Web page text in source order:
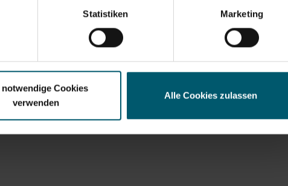
Statistiken Marketing
notwendige Cookies
verwenden
Alle Cookies zulassen
Report Corporate Governance